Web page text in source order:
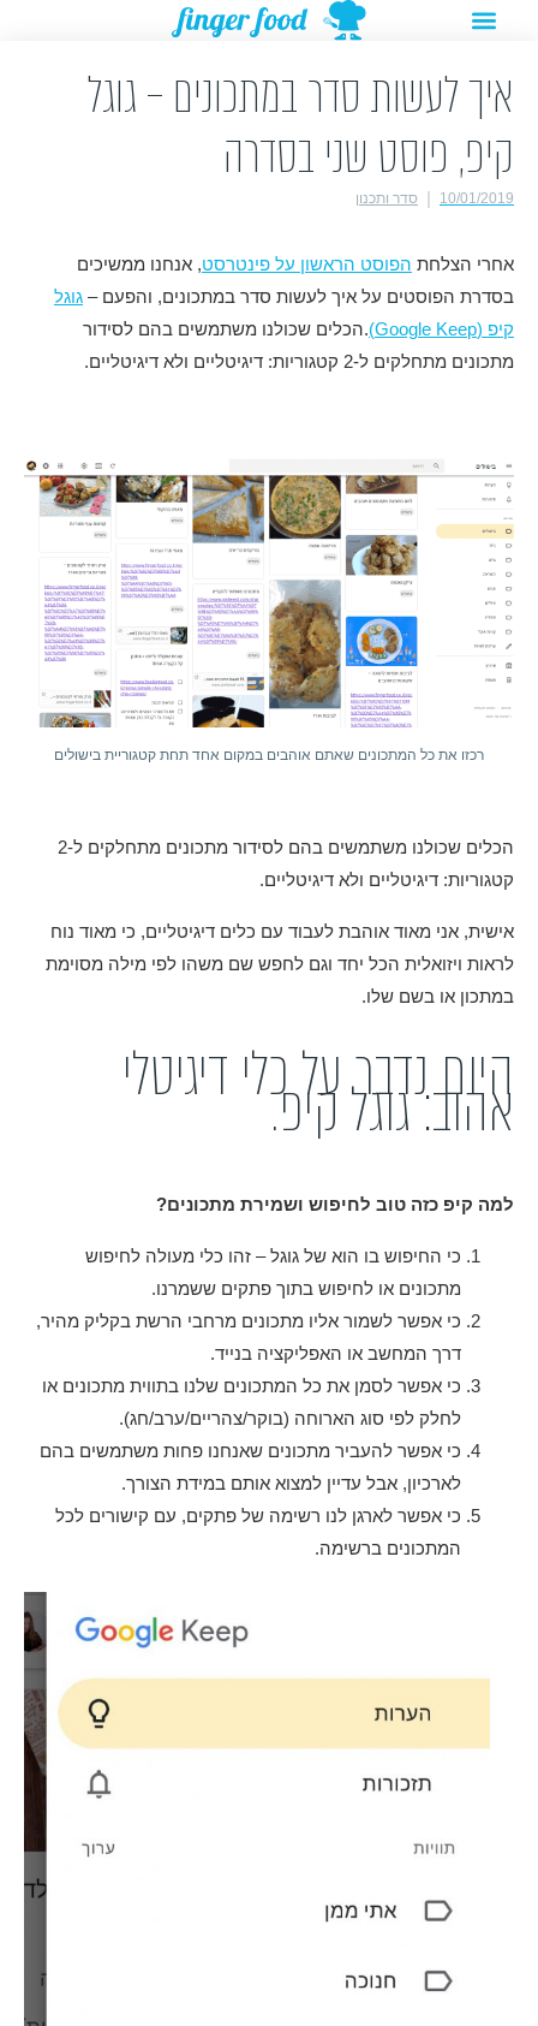
תפריט
איך לעשות סדר במתכונים – גוגל
קיפ, פוסט שני בסדרה
10/01/2019 סדר ותכנון
אחרי הצלחת הפוסט הראשון על פינטרסט, אנחנו ממשיכים
בסדרת הפוסטים על איך לעשות סדר במתכונים, והפעם – גוגל
קיפ (Google Keep)
.הכלים שכולנו משתמשים בהם לסידור
מתכונים מתחלקים ל-2 קטגוריות: דיגיטליים ולא דיגיטליים.
רכזו את כל המתכונים שאתם אוהבים במקום אחד תחת קטגוריית בישולים
הכלים שכולנו משתמשים בהם לסידור מתכונים מתחלקים ל-2
קטגוריות: דיגיטליים ולא דיגיטליים.
אישית, אני מאוד אוהבת לעבוד עם כלים דיגיטליים, כי מאוד נוח
לראות ויזואלית הכל יחד וגם לחפש שם משהו לפי מילה מסוימת
במתכון או בשם שלו.
היום נדבר על כלי דיגיטלי
אהוב: גוגל קיפ.
למה קיפ כזה טוב לחיפוש ושמירת מתכונים?
כי החיפוש בו הוא של גוגל – זהו כלי מעולה לחיפוש
מתכונים או לחיפוש בתוך פתקים ששמרנו.
כי אפשר לשמור אליו מתכונים מרחבי הרשת בקליק מהיר,
דרך המחשב או האפליקציה בנייד.
כי אפשר לסמן את כל המתכונים שלנו בתווית מתכונים או
לחלק לפי סוג הארוחה (בוקר/צהריים/ערב/חג).
כי אפשר להעביר מתכונים שאנחנו פחות משתמשים בהם
לארכיון, אבל עדיין למצוא אותם במידת הצורך.
כי אפשר לארגן לנו רשימה של פתקים, עם קישורים לכל
המתכונים ברשימה.